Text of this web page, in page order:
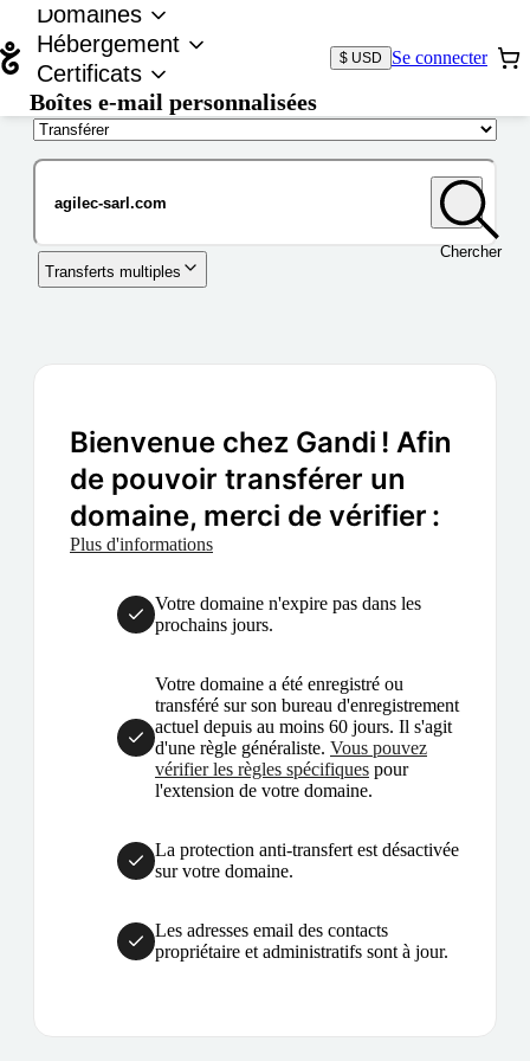
Domaines
Hébergement
Certificats
Boîtes e-mail personnalisées
$ USD Se connecter
Chercher
Transferts multiples
Bienvenue chez Gandi ! Afin
de pouvoir transférer un
domaine, merci de vérifier :
Plus d'informations
Votre domaine n'expire pas dans les
prochains jours.
Votre domaine a été enregistré ou
transféré sur son bureau d'enregistrement
actuel depuis au moins 60 jours. Il s'agit
d'une règle généraliste. Vous pouvez
vérifier les règles spécifiques pour
l'extension de votre domaine.
La protection anti-transfert est désactivée
sur votre domaine.
Les adresses email des contacts
propriétaire et administratifs sont à jour.